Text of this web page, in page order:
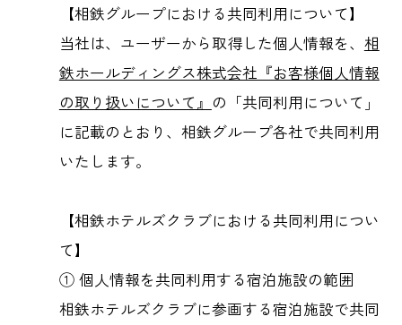
【相鉄グループにおける共同利用について】
当社は、ユーザーから取得した個人情報を、 相
鉄ホールディングス株式会社『お客様個人情報
の取り扱いについて』 の「共同利用について」
に記載のとおり、相鉄グループ各社で共同利用
いたします。
【相鉄ホテルズクラブにおける共同利用につい
て】
① 個人情報を共同利用する宿泊施設の範囲
相鉄ホテルズクラブに参画する宿泊施設で共同